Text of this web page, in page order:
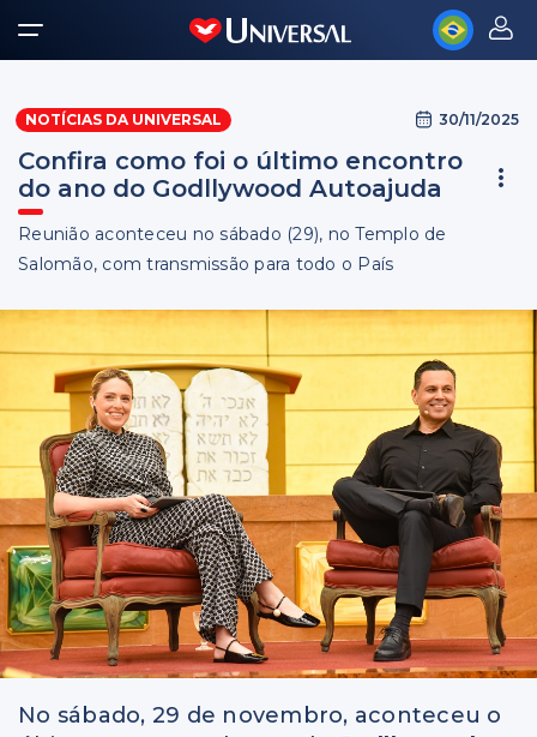
NOTÍCIAS DA UNIVERSAL 30/11/2025
Confira como foi o último encontro
do ano do Godllywood Autoajuda
Reunião aconteceu no sábado (29), no Templo de
Salomão, com transmissão para todo o País
No sábado, 29 de novembro, aconteceu o